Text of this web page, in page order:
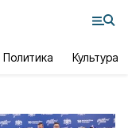
Политика Культура